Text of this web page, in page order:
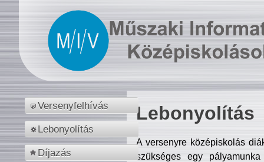
Versenyfelhívás
Lebonyolítás
Díjazás
Lebonyolítás
A versenyre középiskolás
szükséges egy